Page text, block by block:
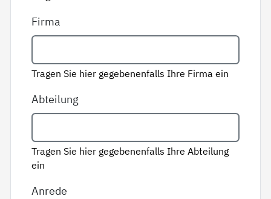
Firma
Tragen Sie hier gegebenenfalls Ihre Firma ein
Abteilung
Tragen Sie hier gegebenenfalls Ihre Abteilung
ein
Anrede